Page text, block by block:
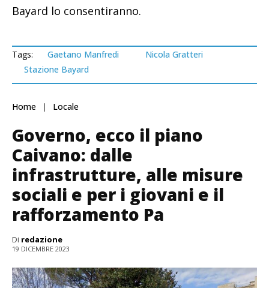
Bayard lo consentiranno.
Tags: Gaetano Manfredi
Nicola Gratteri
Stazione Bayard
Home Locale
Governo, ecco il piano
Caivano: dalle
infrastrutture, alle misure
sociali e per i giovani e il
rafforzamento Pa
Di redazione
19 DICEMBRE 2023